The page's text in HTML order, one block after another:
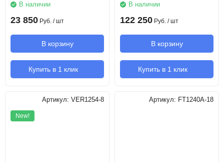
В наличии
23 850 Руб. / шт
В корзину
Купить в 1 клик
В наличии
122 250 Руб. / шт
В корзину
Купить в 1 клик
Артикул: VER1254-8
New!
Артикул: FT1240A-18